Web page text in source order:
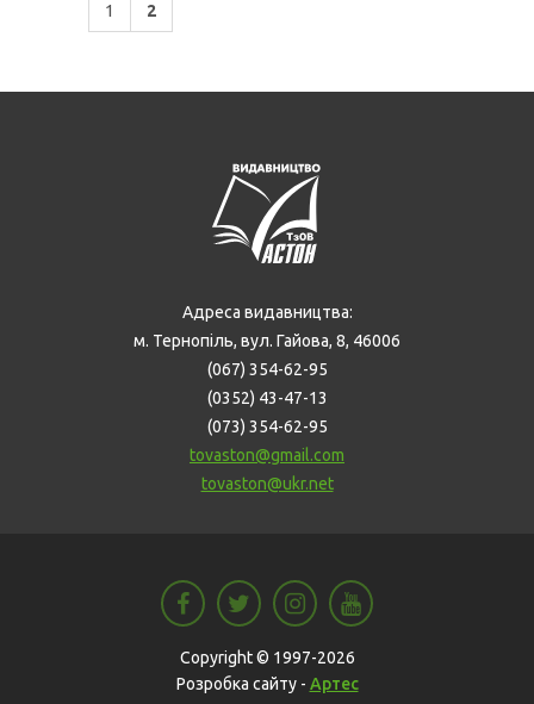
1 2
Адреса видавництва:
м. Тернопіль, вул. Гайова, 8, 46006
(067) 354-62-95
(0352) 43-47-13
(073) 354-62-95
tovaston@gmail.com
tovaston@ukr.net
Copyright © 1997-2026
Розробка сайту - Артес